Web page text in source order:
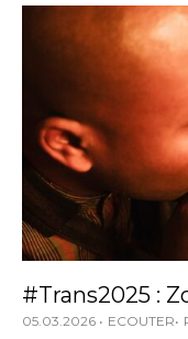
#Trans2025 :
05.03.2026 ECOUTER